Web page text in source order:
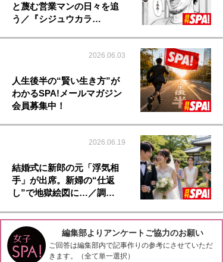
と蔑む営業マンの日々を追
う／『シジュウカラ…
2026.06.03
人生後半の“賢い生き方”が
わかるSPA!メールマガジン
会員募集中！
2026.06.19
結婚式に新郎の元「浮気相
手」が出席。新婦の“仕返
し”で地獄絵図に…／調…